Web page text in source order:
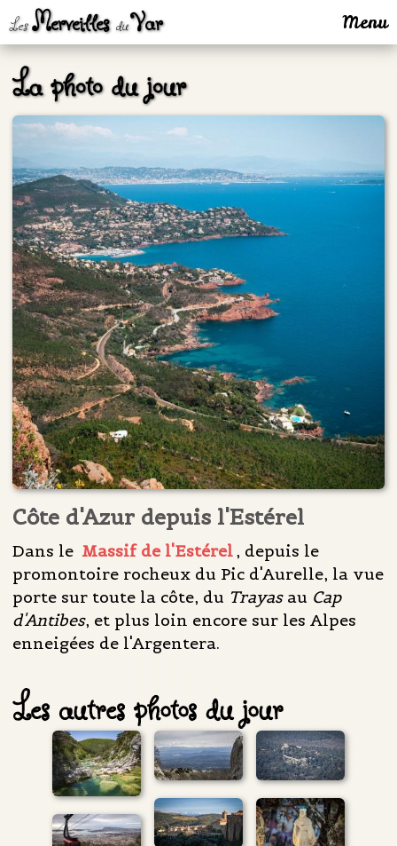
LesMerveillesduVar Menu
La photo du jour
Côte d'Azur depuis l'Estérel
Dans le Massif de l'Estérel, depuis le
promontoire rocheux du Pic d'Aurelle, la vue
porte sur toute la côte, du Trayas au Cap
d'Antibes, et plus loin encore sur les Alpes
enneigées de l'Argentera.
Les autres photos du jour